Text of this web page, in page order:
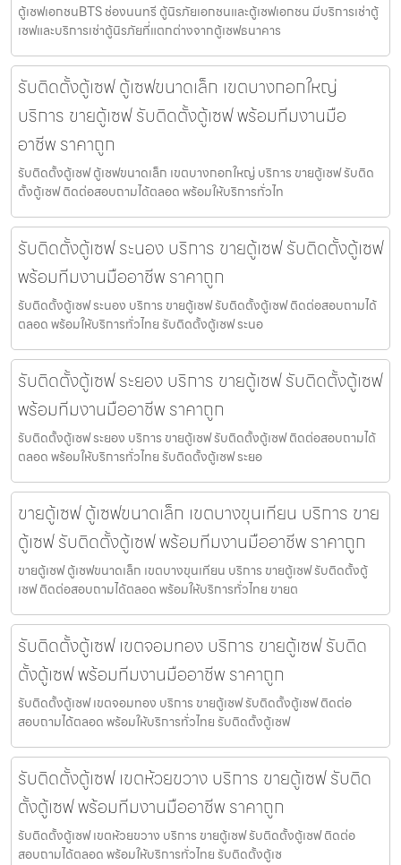
ตู้เซฟเอกชนBTS ช่องนนทรี ตู้นิรภัยเอกชนและตู้เซฟเอกชน มีบริการเช่าตู้
เซฟและบริการเช่าตู้นิรภัยที่แตกต่างจากตู้เซฟธนาคาร
รับติดตั้งตู้เซฟ ตู้เซฟขนาดเล็ก เขตบางกอกใหญ่
บริการ ขายตู้เซฟ รับติดตั้งตู้เซฟ พร้อมทีมงานมือ
อาชีพ ราคาถูก
รับติดตั้งตู้เซฟ ตู้เซฟขนาดเล็ก เขตบางกอกใหญ่ บริการ ขายตู้เซฟ รับติด
ตั้งตู้เซฟ ติดต่อสอบถามได้ตลอด พร้อมให้บริการทั่วไท
รับติดตั้งตู้เซฟ ระนอง บริการ ขายตู้เซฟ รับติดตั้งตู้เซฟ
พร้อมทีมงานมืออาชีพ ราคาถูก
รับติดตั้งตู้เซฟ ระนอง บริการ ขายตู้เซฟ รับติดตั้งตู้เซฟ ติดต่อสอบถามได้
ตลอด พร้อมให้บริการทั่วไทย รับติดตั้งตู้เซฟ ระนอ
รับติดตั้งตู้เซฟ ระยอง บริการ ขายตู้เซฟ รับติดตั้งตู้เซฟ
พร้อมทีมงานมืออาชีพ ราคาถูก
รับติดตั้งตู้เซฟ ระยอง บริการ ขายตู้เซฟ รับติดตั้งตู้เซฟ ติดต่อสอบถามได้
ตลอด พร้อมให้บริการทั่วไทย รับติดตั้งตู้เซฟ ระยอ
ขายตู้เซฟ ตู้เซฟขนาดเล็ก เขตบางขุนเทียน บริการ ขาย
ตู้เซฟ รับติดตั้งตู้เซฟ พร้อมทีมงานมืออาชีพ ราคาถูก
ขายตู้เซฟ ตู้เซฟขนาดเล็ก เขตบางขุนเทียน บริการ ขายตู้เซฟ รับติดตั้งตู้
เซฟ ติดต่อสอบถามได้ตลอด พร้อมให้บริการทั่วไทย ขายต
รับติดตั้งตู้เซฟ เขตจอมทอง บริการ ขายตู้เซฟ รับติด
ตั้งตู้เซฟ พร้อมทีมงานมืออาชีพ ราคาถูก
รับติดตั้งตู้เซฟ เขตจอมทอง บริการ ขายตู้เซฟ รับติดตั้งตู้เซฟ ติดต่อ
สอบถามได้ตลอด พร้อมให้บริการทั่วไทย รับติดตั้งตู้เซฟ
รับติดตั้งตู้เซฟ เขตห้วยขวาง บริการ ขายตู้เซฟ รับติด
ตั้งตู้เซฟ พร้อมทีมงานมืออาชีพ ราคาถูก
รับติดตั้งตู้เซฟ เขตห้วยขวาง บริการ ขายตู้เซฟ รับติดตั้งตู้เซฟ ติดต่อ
สอบถามได้ตลอด พร้อมให้บริการทั่วไทย รับติดตั้งตู้เซ